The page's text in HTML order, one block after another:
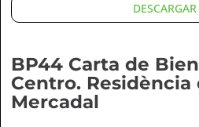
BP44 Carta de
Centro. Residència
Mercadal